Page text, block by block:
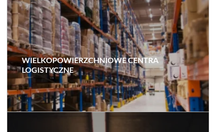
WIELKOPOWIERZCHNIOWE CENTRA
LOGISTYCZNE